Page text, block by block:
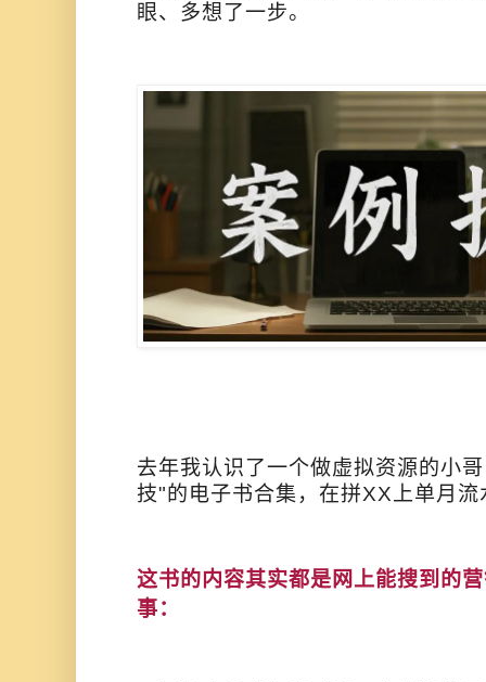
眼、多想了一步。
去年我认识了一个做虚拟资源的小
技"的电子书合集，在拼XX上单月流
这书的内容其实都是网上能搜到的
事：